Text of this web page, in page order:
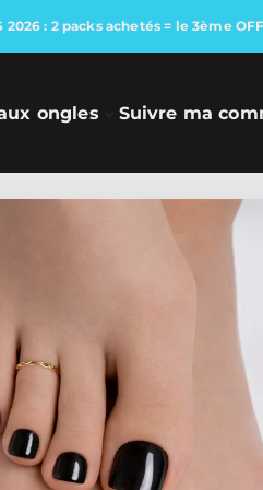
: 2 packs achetés = le 3ème OFFERT
ongles Suivre ma